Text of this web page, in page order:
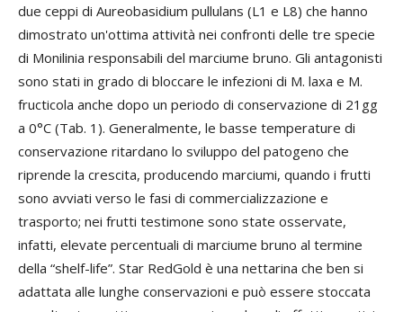
due ceppi di Aureobasidium pullulans (L1 e L8) che hanno
dimostrato un'ottima attività nei confronti delle tre specie
di Monilinia responsabili del marciume bruno. Gli antagonisti
sono stati in grado di bloccare le infezioni di M. laxa e M.
fructicola anche dopo un periodo di conservazione di 21gg
a 0°C (Tab. 1). Generalmente, le basse temperature di
conservazione ritardano lo sviluppo del patogeno che
riprende la crescita, producendo marciumi, quando i frutti
sono avviati verso le fasi di commercializzazione e
trasporto; nei frutti testimone sono state osservate,
infatti, elevate percentuali di marciume bruno al termine
della “shelf-life”. Star RedGold è una nettarina che ben si
adattata alle lunghe conservazioni e può essere stoccata